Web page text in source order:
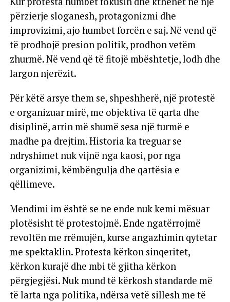
përzierje sloganesh, protagonizmi dhe
improvizimi, ajo humbet forcën e saj. Në vend që
të prodhojë presion politik, prodhon vetëm
zhurmë. Në vend që të fitojë mbështetje, lodh dhe
largon njerëzit.
Për këtë arsye them se, shpeshherë, një protestë
e organizuar mirë, me objektiva të qarta dhe
disiplinë, arrin më shumë sesa një turmë e
madhe pa drejtim. Historia ka treguar se
ndryshimet nuk vijnë nga kaosi, por nga
organizimi, këmbëngulja dhe qartësia e
qëllimeve.
Mendimi im është se ne ende nuk kemi mësuar
plotësisht të protestojmë. Ende ngatërrojmë
revoltën me rrëmujën, kurse angazhimin qytetar
me spektaklin. Protesta kërkon sinqeritet,
kërkon kurajë dhe mbi të gjitha kërkon
përgjegjësi. Nuk mund të kërkosh standarde më
të larta nga politika, ndërsa vetë sillesh me të